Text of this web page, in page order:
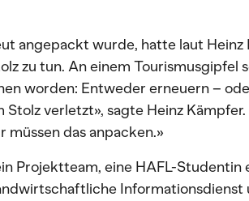
angepackt wurde, hatte laut
zu tun. An einem Tourismusgipfel
worden: Entweder erneuern –
verletzt», sagte Heinz Kämpfer.
müssen das anpacken.»
Projektteam, eine HAFL-Studentin